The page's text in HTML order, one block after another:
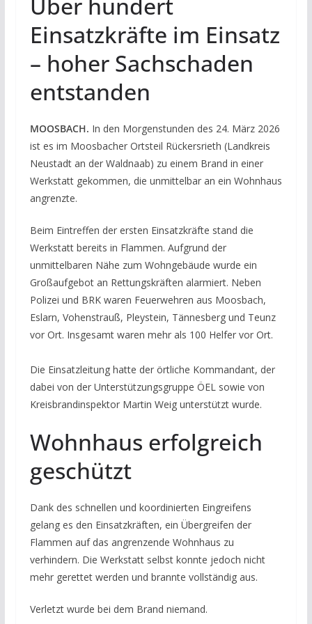
Über hundert
Einsatzkräfte im Einsatz
– hoher Sachschaden
entstanden
MOOSBACH. In den Morgenstunden des 24. März 2026
ist es im Moosbacher Ortsteil Rückersrieth (Landkreis
Neustadt an der Waldnaab) zu einem Brand in einer
Werkstatt gekommen, die unmittelbar an ein Wohnhaus
angrenzte.
Beim Eintreffen der ersten Einsatzkräfte stand die
Werkstatt bereits in Flammen. Aufgrund der
unmittelbaren Nähe zum Wohngebäude wurde ein
Großaufgebot an Rettungskräften alarmiert. Neben
Polizei und BRK waren Feuerwehren aus Moosbach,
Eslarn, Vohenstrauß, Pleystein, Tännesberg und Teunz
vor Ort. Insgesamt waren mehr als 100 Helfer vor Ort.
Die Einsatzleitung hatte der örtliche Kommandant, der
dabei von der Unterstützungsgruppe ÖEL sowie von
Kreisbrandinspektor Martin Weig unterstützt wurde.
Wohnhaus erfolgreich
geschützt
Dank des schnellen und koordinierten Eingreifens
gelang es den Einsatzkräften, ein Übergreifen der
Flammen auf das angrenzende Wohnhaus zu
verhindern. Die Werkstatt selbst konnte jedoch nicht
mehr gerettet werden und brannte vollständig aus.
Verletzt wurde bei dem Brand niemand.